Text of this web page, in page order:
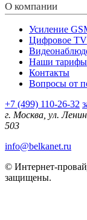
О компании
Усиление
Цифровое TV
Наши тарифы
Контакты
Вопросы от
+7 (499) 110-26-32
г. Москва, ул.
503
info@belkanet.ru
© Интернет-
защищены.